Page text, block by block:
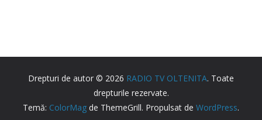
Drepturi de autor © 2026 RADIO TV OLTENITA. Toate
drepturile rezervate.
Temă: ColorMag de ThemeGrill. Propulsat de WordPress.